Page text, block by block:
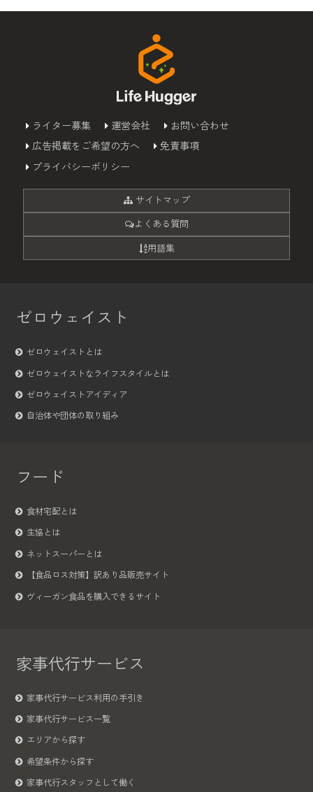
ライター募集 運営会社
お問い合わせ
広告掲載をご希望の方へ
免責事項
プライバシーポリシー
サイトマップ
よくある質問
用語集
ゼロウェイスト
ゼロウェイストとは
ゼロウェイストなライフスタイルとは
ゼロウェイストアイディア
自治体や団体の取り組み
フード
食材宅配とは
生協とは
ネットスーパーとは
【食品ロス対策】訳あり品販売サイト
ヴィーガン食品を購入できるサイト
家事代行サービス
家事代行サービス利用の手引き
家事代行サービス一覧
エリアから探す
希望条件から探す
家事代行スタッフとして働く